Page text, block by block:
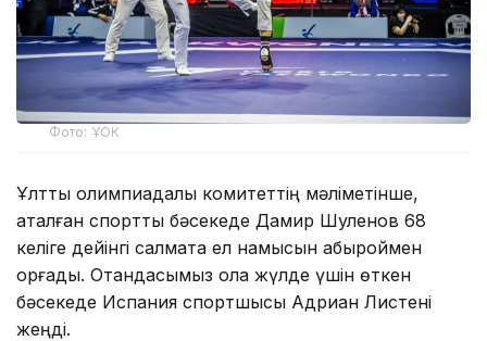
Фото: ҰОК
Ұлттық олимпиадалық комитеттің мәліметінше,
аталған спорттық бәсекеде Дамир Шуленов 68
келіге дейінгі салмақта ел намысын абыроймен
қорғады. Отандасымыз қола жүлде үшін өткен
бәсекеде Испания спортшысы Адриан Листені
жеңді.